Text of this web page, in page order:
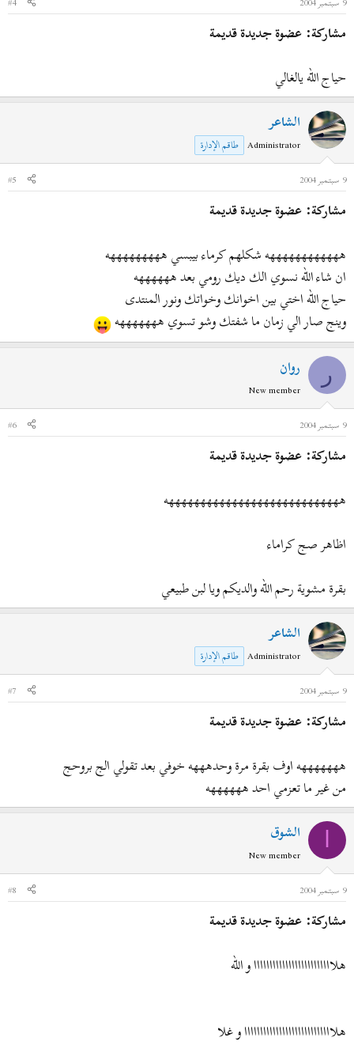
مشاركة: عضوة جديدة قديمة
حياج الله يالغالي
الشاعر
Administrator طاقم الإدارة
9 سبتمبر 2004
#5
مشاركة: عضوة جديدة قديمة
ههههههههههههه شكلهم كرماء بيبسي هههههههههه
ان شاء الله نسوي الك ديك رومي بعد ههههههه
حياج الله اختي بين اخوانك وخواتك ونور المنتدى
وينج صار الي زمان ما شفتك وشو تسوي هههههههه
ر روان
New member
9 سبتمبر 2004
#6
مشاركة: عضوة جديدة قديمة
ههههههههههههههههههههههههههههه
اظاهر صج كراماء
بقرة مشوية رحم الله والديكم ويا لبن طبيعي
الشاعر
Administrator طاقم الإدارة
9 سبتمبر 2004
#7
مشاركة: عضوة جديدة قديمة
هههههههه اوف بقرة مرة وحدهههه خوفي بعد تقولي الج بروحج
من غير ما تعزمي احد ههههههه
الشوق
New member
9 سبتمبر 2004
#8
مشاركة: عضوة جديدة قديمة
هلااااااااااااااااااااااااا و الله
هلاااااااااااااااااااااااااااا و غلا